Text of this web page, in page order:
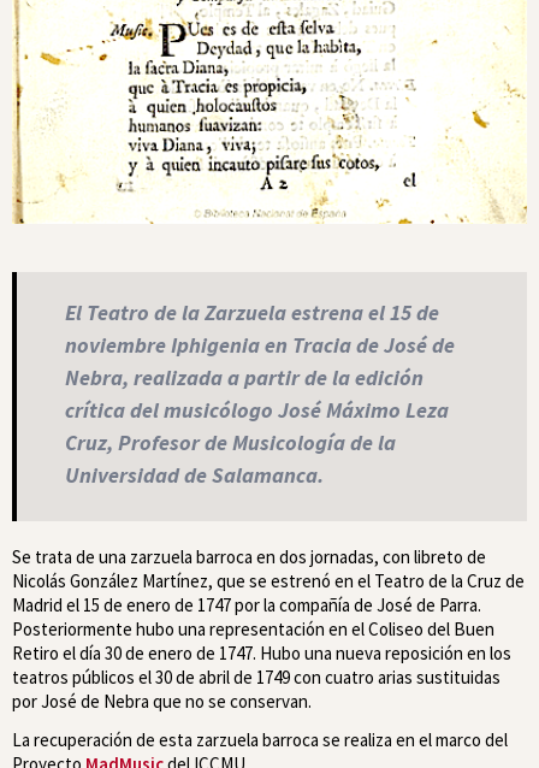
El Teatro de la Zarzuela estrena el 15 de
noviembreIphigenia en Traciade José de
Nebra, realizada a partir de la edición
crítica del musicólogo José Máximo Leza
Cruz, Profesor de Musicología de la
Universidad de Salamanca.
Se trata de una zarzuela barroca en dos jornadas, con libreto de
Nicolás González Martínez, que se estrenó en el Teatro de la Cruz de
Madrid el 15 de enero de 1747 por la compañía de José de Parra.
Posteriormente hubo una representación en el Coliseo del Buen
Retiro el día 30 de enero de 1747. Hubo una nueva reposición en los
teatros públicos el 30 de abril de 1749 con cuatro arias sustituidas
por José de Nebra que no se conservan.
La recuperación de esta zarzuela barroca se realiza en el marco del
Proyecto MadMusicdel ICCMU.